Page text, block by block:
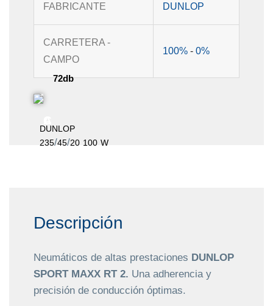
FABRICANTE DUNLOP
CARRETERA -
CAMPO
100% - 0%
DUNLOP
235/45/20 100 W
72db
Descripción
Neumáticos de altas prestaciones DUNLOP
SPORT MAXX RT 2. Una adherencia y
precisión de conducción óptimas.